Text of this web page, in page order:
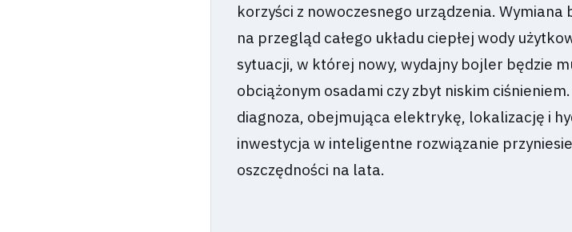
korzyści z nowoczesnego urządzenia.
na przegląd całego układu ciepłej wody
sytuacji, w której nowy, wydajny bojler będzie
obciążonym osadami czy zbyt niskim
diagnoza, obejmująca elektrykę, lokalizację i
inwestycja w inteligentne rozwiązanie
oszczędności na lata.